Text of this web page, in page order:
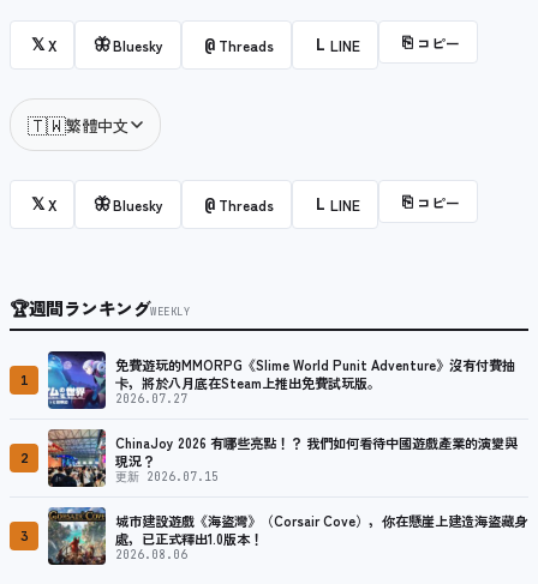
𝕏X 🦋Bluesky @ Threads L LINE ⎘ コピー
🇹🇼繁體中文
𝕏X 🦋Bluesky @ Threads L LINE ⎘ コピー
🏆週間ランキングWEEKLY
1
免費遊玩的MMORPG《Slime World Punit Adventure》沒有付費抽
卡，將於八月底在Steam上推出免費試玩版。
2026.07.27
2
ChinaJoy 2026 有哪些亮點！？ 我們如何看待中國遊戲產業的演變與
現況？
更新 2026.07.15
3
城市建設遊戲《海盜灣》（Corsair Cove），你在懸崖上建造海盜藏身
處，已正式釋出1.0版本！
2026.08.06